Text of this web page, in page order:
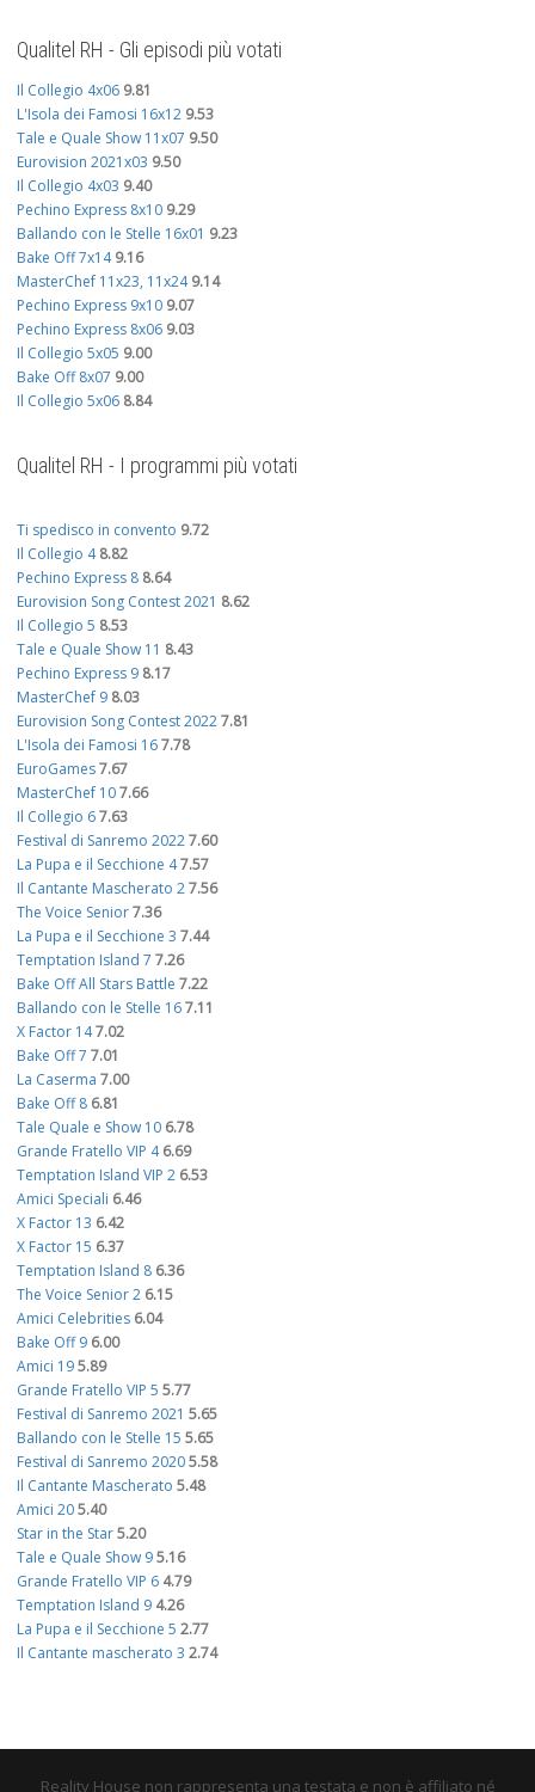
Qualitel RH - Gli episodi più votati
Il Collegio 4x06 9.81
L'Isola dei Famosi 16x12 9.53
Tale e Quale Show 11x07 9.50
Eurovision 2021x03 9.50
Il Collegio 4x03 9.40
Pechino Express 8x10 9.29
Ballando con le Stelle 16x01 9.23
Bake Off 7x14 9.16
MasterChef 11x23, 11x24 9.14
Pechino Express 9x10 9.07
Pechino Express 8x06 9.03
Il Collegio 5x05 9.00
Bake Off 8x07 9.00
Il Collegio 5x06 8.84
Qualitel RH - I programmi più votati
Ti spedisco in convento 9.72
Il Collegio 4 8.82
Pechino Express 8 8.64
Eurovision Song Contest 2021 8.62
Il Collegio 5 8.53
Tale e Quale Show 11 8.43
Pechino Express 9 8.17
MasterChef 9 8.03
Eurovision Song Contest 20227.81
L'Isola dei Famosi 167.78
EuroGames7.67
MasterChef 107.66
Il Collegio 67.63
Festival di Sanremo 20227.60
La Pupa e il Secchione 47.57
Il Cantante Mascherato 27.56
The Voice Senior7.36
La Pupa e il Secchione 3 7.44
Temptation Island 7 7.26
Bake Off All Stars Battle 7.22
Ballando con le Stelle 167.11
X Factor 147.02
Bake Off 7 7.01
La Caserma 7.00
Bake Off 8 6.81
Tale Quale e Show 10 6.78
Grande Fratello VIP 4 6.69
Temptation Island VIP 2 6.53
Amici Speciali 6.46
X Factor 13 6.42
X Factor 15 6.37
Temptation Island 8 6.36
The Voice Senior 2 6.15
Amici Celebrities 6.04
Bake Off 9 6.00
Amici 195.89
Grande Fratello VIP 5 5.77
Festival di Sanremo 2021 5.65
Ballando con le Stelle 15 5.65
Festival di Sanremo 20205.58
Il Cantante Mascherato 5.48
Amici 205.40
Star in the Star5.20
Tale e Quale Show 95.16
Grande Fratello VIP 6 4.79
Temptation Island 9 4.26
La Pupa e il Secchione 5 2.77
Il Cantante mascherato 3 2.74
Reality House non rappresenta una testata e non è affiliato né